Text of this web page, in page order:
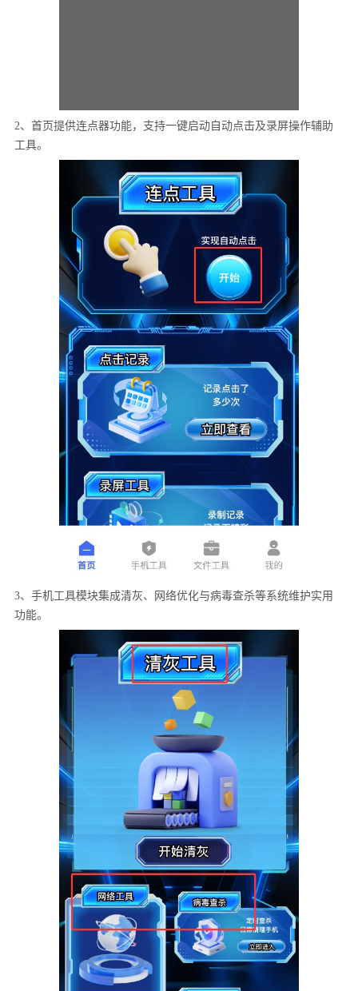
2、首页提供连点器功能，支持一键启动自动点击及录屏操作辅助
工具。
3、手机工具模块集成清灰、网络优化与病毒查杀等系统维护实用
功能。